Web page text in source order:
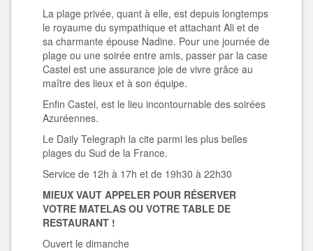
La plage privée, quant à elle, est depuis longtemps
le royaume du sympathique et attachant Ali et de
sa charmante épouse Nadine. Pour une journée de
plage ou une soirée entre amis, passer par la case
Castel est une assurance joie de vivre grâce au
maître des lieux et à son équipe.
Enfin Castel, est le lieu incontournable des soirées
Azuréennes.
Le Daily Telegraph la cite parmi les plus belles
plages du Sud de la France.
Service de 12h à 17h et de 19h30 à 22h30
MIEUX VAUT APPELER POUR RÉSERVER
VOTRE MATELAS OU VOTRE TABLE DE
RESTAURANT !
Ouvert le dimanche